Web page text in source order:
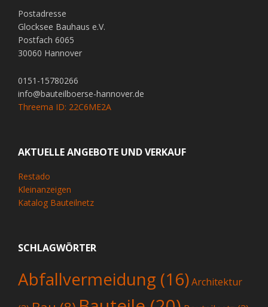
Postadresse
Glocksee Bauhaus e.V.
Postfach 6065
30060 Hannover
0151-15780266
info@bauteilboerse-hannover.de
Threema ID: 22C6ME2A
AKTUELLE ANGEBOTE UND VERKAUF
Restado
Kleinanzeigen
Katalog Bauteilnetz
SCHLAGWÖRTER
Abfallvermeidung (16)Architektur